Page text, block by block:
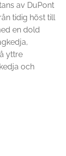
av DuPont
tidig höst till
en dold
yttre
och